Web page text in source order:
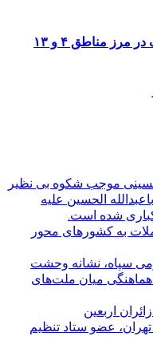
هم افزایی برای رفع چالش‌های مشترک در مرز مناطق ۴ و ۱۳
موجب شکوه بی نظیر
الحسین علیه
شده است.
به کشورهای محور
سپاه، نشانه‌ وحشت
هماهنگی میان ملت‌های
تهران، عضو ستاد تنظیم